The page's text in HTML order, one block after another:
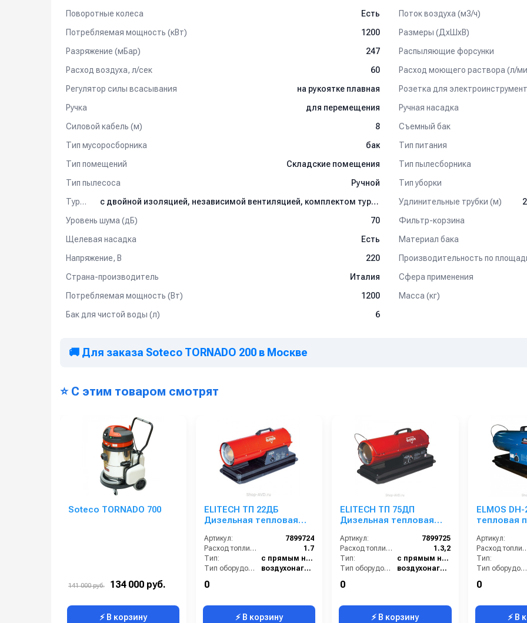
Поворотные колеса
Есть Поток воздуха (м3/ч)
Потребляемая мощность (кВт)
1200 Размеры (ДхШхВ)
Разряжение (мБар)
247 Распыляющие форсунки
Расход воздуха, л/сек
60 Расход моющего раствора (л/
Регулятор силы всасывания
на рукоятке плавная Розетка для
Ручка
для перемещения Ручная насадка
Силовой кабель (м)
8 Съемный бак
Тип мусоросборника
бак Тип питания
Тип помещений
Складские помещения Тип пылесборника
Тип пылесоса
Ручной Тип уборки
Турбина
с двойной изоляцией, независимой вентиляцией, комплектом турбины с 1-ой стадией всасывания Удлинительные трубки (м)
Уровень шума (дБ)
70 Фильтр-корзина
Щелевая насадка
Есть Материал бака
Напряжение, В
220 Производительность по
Страна-производитель
Италия Сфера применения
Потребляемая мощность (Вт)
1200 Масса (кг)
Бак для чистой воды (л)
6
🚚 Для заказа Soteco TORNADO 200 в Москве
⭐ С этим товаром смотрят
Soteco TORNADO 700
141 000 руб. 134 000 руб.
⚡ В корзину
ELITECH ТП 22ДБ
Дизельная тепловая
Артикул:
7899724
Расход топлива (л/ч):
1.7
Тип:
с прямым нагревом
Тип оборудования:
воздухонагреватель
0
⚡ В корзину
ELITECH ТП 75ДП
Дизельная тепловая
Артикул:
7899725
Расход топлива (л/ч):
1.3,2
Тип:
с прямым нагревом
Тип оборудования:
воздухонагреватель
0
⚡ В корзину
ELMOS
тепловая
Артикул:
Расход
Тип:
Тип оборудования:
0
⚡ В